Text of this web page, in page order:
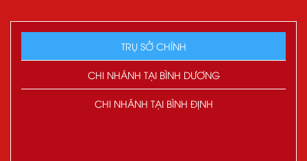
TRỤ SỞ CHÍNH
CHI NHÁNH TẠI BÌNH DƯƠNG
CHI NHÁNH TẠI BÌNH ĐỊNH